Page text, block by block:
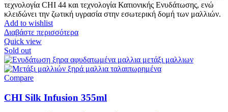
τεχνολογία CHI 44 και τεχνολογία Κατιονικής Ενυδάτωσης, ενώ
κλειδώνει την ζωτική υγρασία στην εσωτερική δομή των μαλλιών.
Add to wishlist
Διαβάστε περισσότερα
Quick view
Sold out
Compare
CHI Silk Infusion 355ml